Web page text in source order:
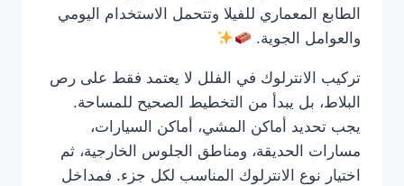
الطابع المعماري للفيلا وتتحمل الاستخدام اليومي
والعوامل الجوية.
تركيب الانترلوك في الفلل لا يعتمد فقط على رص
البلاط، بل يبدأ من التخطيط الصحيح للمساحة.
يجب تحديد أماكن المشي، أماكن السيارات،
مسارات الحديقة، ومناطق الجلوس الخارجية، ثم
اختيار نوع الانترلوك المناسب لكل جزء. فمداخل